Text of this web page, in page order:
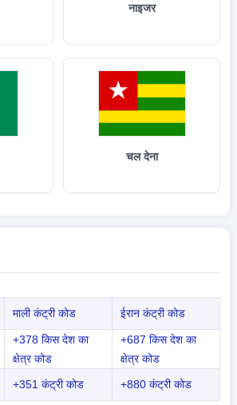
नाइजर
चल देना
माली कंट्री कोड ईरान कंट्री कोड
+378 किस देश का
क्षेत्र कोड
+687 किस देश का
क्षेत्र कोड
+351 कंट्री कोड +880 कंट्री कोड